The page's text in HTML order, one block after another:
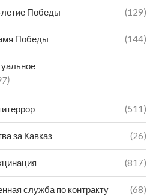
Победы (129)
Победы (144)
(511)
за Кавказ (26)
(817)
служба по контракту (68)